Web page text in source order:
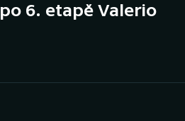
6. etapě Valerio